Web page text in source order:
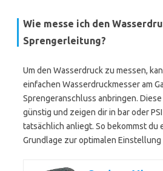
Wie messe ich den
Sprengerleitung?
Um den Wasserdruck zu messen,
einfachen Wasserdruckmesser am
Sprengeranschluss anbringen.
günstig und zeigen dir in bar oder
tatsächlich anliegt. So bekommst du
Grundlage zur optimalen Einstellung